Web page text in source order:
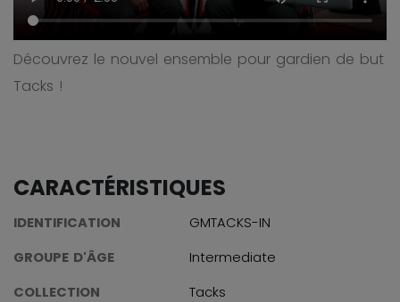
Découvrez le nouvel ensemble pour gardien de but
Tacks !
CARACTÉRISTIQUES
IDENTIFICATION
GMTACKS-IN
GROUPE D'ÂGE
Intermediate
COLLECTION
Tacks